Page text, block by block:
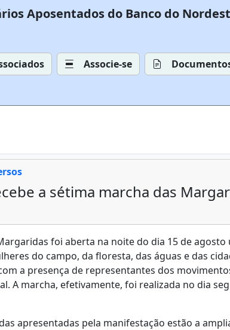
Aposentados do Banco do
Associe-se
a sétima marcha das
foi aberta na noite do dia 15 de agosto
do campo, da floresta, das águas e das
a presença de representantes dos
A marcha, efetivamente, foi realizada no dia
apresentadas pela manifestação estão a